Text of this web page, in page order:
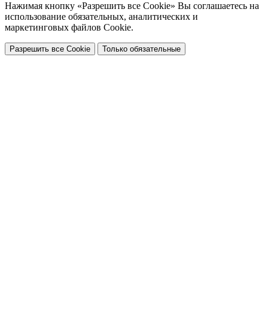
Нажимая кнопку «Разрешить все Cookie» Вы соглашаетесь на
использование обязательных, аналитических и
маркетинговых файлов Cookie.
Разрешить все Cookie Только обязательные